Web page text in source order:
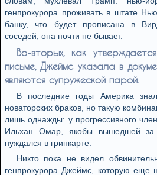
генпрокурора проживать в штате
банку, что будет прописана в
соседей, она почти не бывает.
Во-вторых, как
письме, Джеймс указала в
являются супружеской парой.
В последние годы Америка
новаторских браков, но такую
лишь однажды: у прогрессивного
Ильхан Омар, якобы вышедшей за
нуждался в гринкарте.
Никто пока не видел
генпрокурора Джеймс, которую еще